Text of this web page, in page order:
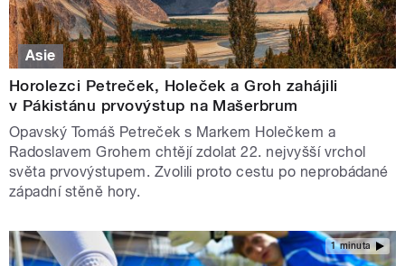
Asie
Horolezci Petreček, Holeček a Groh zahájili
v Pákistánu prvovýstup na Mašerbrum
Opavský Tomáš Petreček s Markem Holečkem a
Radoslavem Grohem chtějí zdolat 22. nejvyšší vrchol
světa prvovýstupem. Zvolili proto cestu po neprobádané
západní stěně hory.
1 minuta